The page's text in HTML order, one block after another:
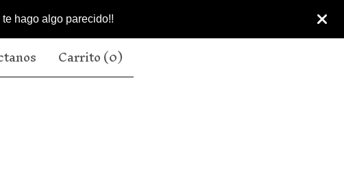
hago algo parecido!!
Carrito (0)